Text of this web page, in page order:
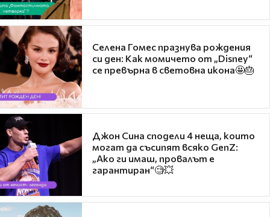
Селена Гомес празнува рождения
си ден: Как момичето от „Disney“
се превърна в световна икона🤩🎂
Джон Сина сподели 4 неща, които
могат да съсипят всяко GenZ:
„Ако ги имаш, провалът е
гарантиран“🧐💥